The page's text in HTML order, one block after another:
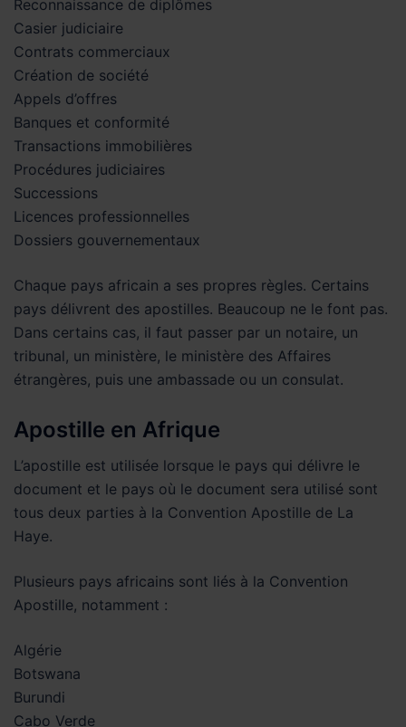
Reconnaissance de diplômes
Casier judiciaire
Contrats commerciaux
Création de société
Appels d’offres
Banques et conformité
Transactions immobilières
Procédures judiciaires
Successions
Licences professionnelles
Dossiers gouvernementaux
Chaque pays africain a ses propres règles. Certains
pays délivrent des apostilles. Beaucoup ne le font pas.
Dans certains cas, il faut passer par un notaire, un
tribunal, un ministère, le ministère des Affaires
étrangères, puis une ambassade ou un consulat.
Apostille en Afrique
L’apostille est utilisée lorsque le pays qui délivre le
document et le pays où le document sera utilisé sont
tous deux parties à la Convention Apostille de La
Haye.
Plusieurs pays africains sont liés à la Convention
Apostille, notamment :
Algérie
Botswana
Burundi
Cabo Verde